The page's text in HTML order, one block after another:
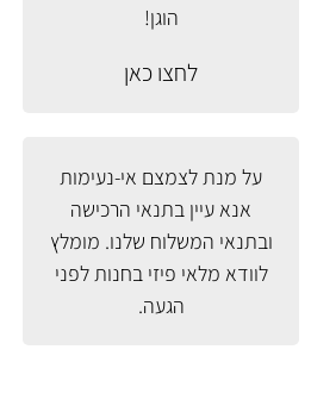
הוגן!
לחצו כאן
על מנת לצמצם אי-נעימות
אנא עיין בתנאי הרכישה
ובתנאי המשלוח שלנו. מומלץ
לוודא מלאי פיזי בחנות לפני
הגעה.